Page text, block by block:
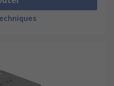
des CPLD
portables, tels